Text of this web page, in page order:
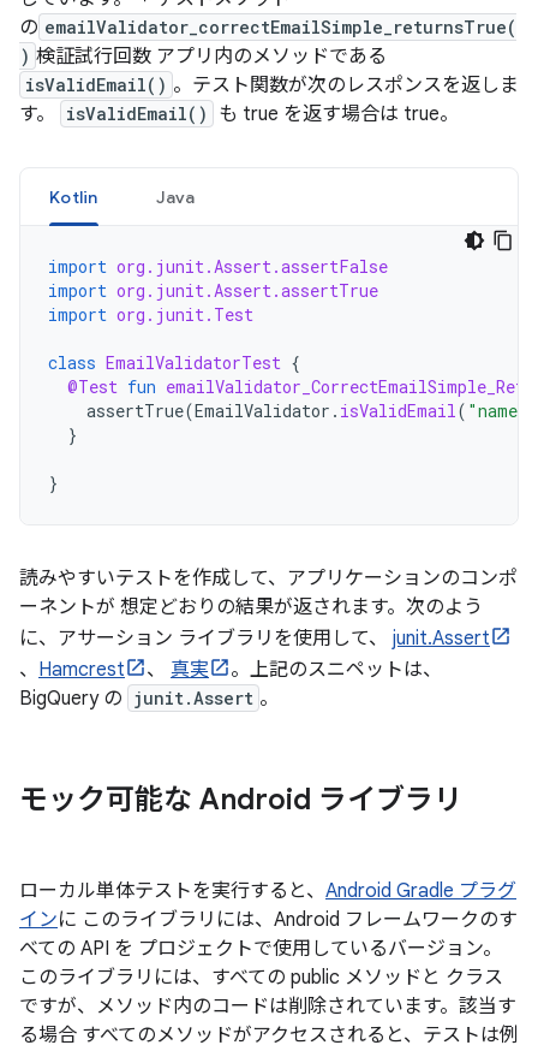
の emailValidator_correctEmailSimple_returnsTrue(
) 検証試行回数 アプリ内のメソッドである
isValidEmail() 。テスト関数が次のレスポンスを返しま
す。
isValidEmail() も true を返す場合は true。
Kotlin Java
import org.junit.Assert.assertFalse
import org.junit.Assert.assertTrue
import org.junit.Test
class EmailValidatorTest {
@Test fun
assertTrue(EmailValidator . isValidEmail(
}
}
読みやすいテストを作成して、アプリケーションのコンポ
ーネントが 想定どおりの結果が返されます。次のよう
に、アサーション ライブラリを使用して、 junit.Assert
、 Hamcrest 、 真実
。上記のスニペットは、
BigQuery の junit.Assert 。
モック可能な Android ライブラリ
ローカル単体テストを実行すると、 Android Gradle プラグ
インに このライブラリには、Android フレームワークのす
べての API を プロジェクトで使用しているバージョン。
このライブラリには、すべての public メソッドと クラス
ですが、メソッド内のコードは削除されています。該当す
る場合 すべてのメソッドがアクセスされると、テストは例